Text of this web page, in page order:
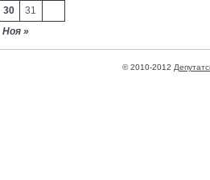
Ноя »
30 31
© 2010-2012